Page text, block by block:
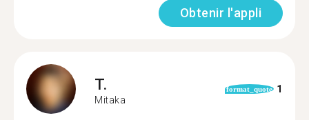
Obtenir l'appli
T.
Mitaka
format_quote 1